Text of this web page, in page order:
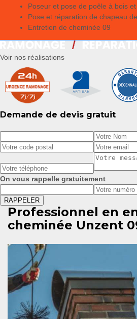
Poseur et pose de poêle à bois
Pose et réparation de chapeau
Entretien de cheminée 09
Voir nos réalisations
Demande de devis gratuit
On vous rappelle gratuitement
Professionnel en
cheminée Unzent